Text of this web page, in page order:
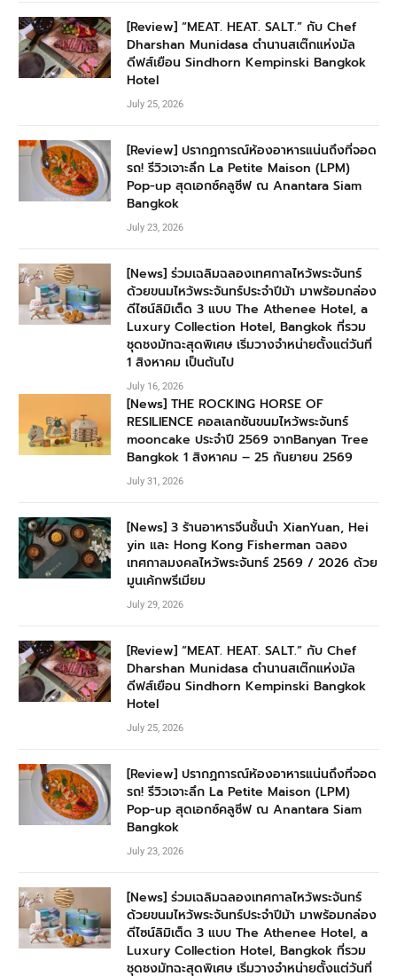
[Review] “MEAT. HEAT. SALT.” กับ Chef
Dharshan Munidasa ตำนานสเต๊กแห่งมัล
ดีฟส์เยือน Sindhorn Kempinski Bangkok
Hotel
July 25, 2026
[Review] ปรากฏการณ์ห้องอาหารแน่นถึงที่จอด
รถ! รีวิวเจาะลึก La Petite Maison (LPM)
Pop-up สุดเอกซ์คลูซีฟ ณ Anantara Siam
Bangkok
July 23, 2026
[News] ร่วมเฉลิมฉลองเทศกาลไหว้พระจันทร์
ด้วยขนมไหว้พระจันทร์ประจำปีม้า มาพร้อมกล่อง
ดีไซน์ลิมิเต็ด 3 แบบ The Athenee Hotel, a
Luxury Collection Hotel, Bangkok ที่รวม
ชุดชงมัทฉะสุดพิเศษ เริ่มวางจำหน่ายตั้งแต่วันที่
1 สิงหาคม เป็นต้นไป
July 16, 2026
[News] THE ROCKING HORSE OF
RESILIENCE คอลเลกชันขนมไหว้พระจันทร์
mooncake ประจำปี 2569 จากBanyan Tree
Bangkok 1 สิงหาคม – 25 กันยายน 2569
July 31, 2026
[News] 3 ร้านอาหารจีนชั้นนำ XianYuan, Hei
yin และ Hong Kong Fisherman ฉลอง
เทศกาลมงคลไหว้พระจันทร์ 2569 / 2026 ด้วย
มูนเค้กพรีเมียม
July 29, 2026
[Review] “MEAT. HEAT. SALT.” กับ Chef
Dharshan Munidasa ตำนานสเต๊กแห่งมัล
ดีฟส์เยือน Sindhorn Kempinski Bangkok
Hotel
July 25, 2026
[Review] ปรากฏการณ์ห้องอาหารแน่นถึงที่จอด
รถ! รีวิวเจาะลึก La Petite Maison (LPM)
Pop-up สุดเอกซ์คลูซีฟ ณ Anantara Siam
Bangkok
July 23, 2026
[News] ร่วมเฉลิมฉลองเทศกาลไหว้พระจันทร์
ด้วยขนมไหว้พระจันทร์ประจำปีม้า มาพร้อมกล่อง
ดีไซน์ลิมิเต็ด 3 แบบ The Athenee Hotel, a
Luxury Collection Hotel, Bangkok ที่รวม
ชุดชงมัทฉะสุดพิเศษ เริ่มวางจำหน่ายตั้งแต่วันที่